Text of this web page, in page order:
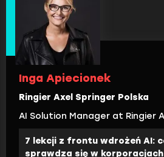
Inga Apiecionek
Ringier Axel Springer Polska
AI Solution Manager at Ringier
7 lekcji z frontu wdrożeń AI:
sprawdza się w korporacjach